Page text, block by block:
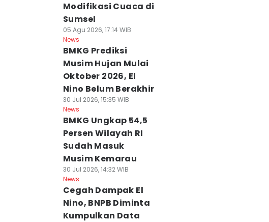
Modifikasi Cuaca di
Sumsel
05 Agu 2026, 17:14 WIB
News
BMKG Prediksi
Musim Hujan Mulai
Oktober 2026, El
Nino Belum Berakhir
30 Jul 2026, 15:35 WIB
News
BMKG Ungkap 54,5
Persen Wilayah RI
Sudah Masuk
Musim Kemarau
30 Jul 2026, 14:32 WIB
News
Cegah Dampak El
Nino, BNPB Diminta
Kumpulkan Data